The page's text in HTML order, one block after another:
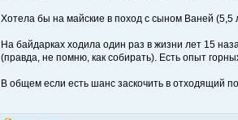
Хотела бы на майские в поход с сыном Ваней (5,5
На байдарках ходила один раз в жизни лет 15
(правда, не помню, как собирать). Есть опыт
В общем если есть шанс заскочить в отходящий